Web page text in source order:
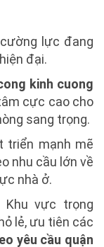
lực đang
đại.
kinh cuong
cực cao cho
sang trọng.
triển mạnh mẽ
nhu cầu lớn về
nhà ở.
Khu vực trọng
lẻ, ưu tiên các
yêu cầu quận